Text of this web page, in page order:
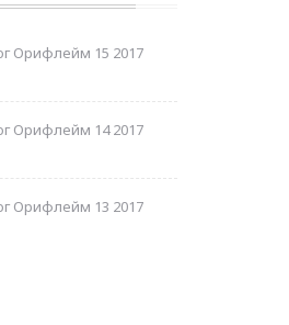
Орифлейм 15 2017
Орифлейм 14 2017
Орифлейм 13 2017